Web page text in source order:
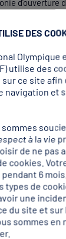
d’ouverture
17 août).
DES
Olympique
utilise des
ce site afin
navigation et
à la vie
de ne pas
cookies.
6
types de
une
du site et sur
sommes en